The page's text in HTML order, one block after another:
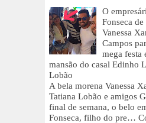
O
Fonseca
Vanessa
Campos
mega festa
mansão do casal Edinho
Lobão
A bela morena Vanessa
Tatiana Lobão e amigos
final de semana, o belo
Fonseca, filho do pre…